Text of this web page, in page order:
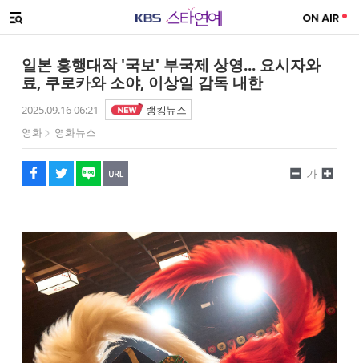
메뉴 열기
일본 흥행대작 '국보' 부국제 상영... 요시자와
료, 쿠로카와 소야, 이상일 감독 내한
2025.09.16 06:21
랭킹뉴스
영화
영화뉴스
페이스북
트위터
네이버
URL복사
글씨 작게보기
가
글씨 크게보기
해시태그